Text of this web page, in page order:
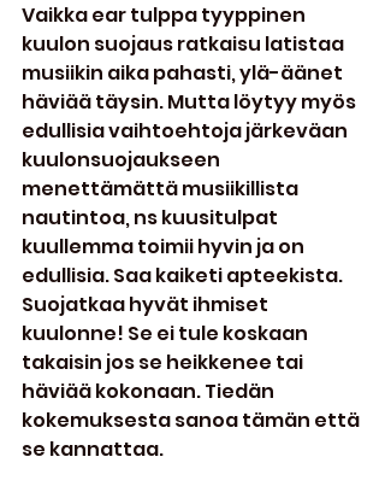
Vaikka ear tulppa tyyppinen
kuulon suojaus ratkaisu latistaa
musiikin aika pahasti, ylä-äänet
häviää täysin. Mutta löytyy myös
edullisia vaihtoehtoja järkeväan
kuulonsuojaukseen
menettämättä musiikillista
nautintoa, ns kuusitulpat
kuullemma toimii hyvin ja on
edullisia. Saa kaiketi apteekista.
Suojatkaa hyvät ihmiset
kuulonne! Se ei tule koskaan
takaisin jos se heikkenee tai
häviää kokonaan. Tiedän
kokemuksesta sanoa tämän että
se kannattaa.